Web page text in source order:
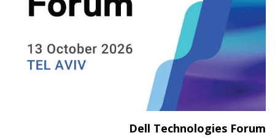
Dell Technologies Forum